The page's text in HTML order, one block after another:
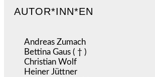
AUTOR*INN*EN
Andreas Zumach
Bettina Gaus ( † )
Christian Wolf
Heiner Jüttner